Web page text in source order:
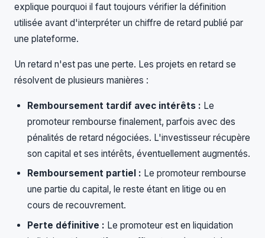
explique pourquoi il faut toujours vérifier la définition
utilisée avant d'interpréter un chiffre de retard publié par
une plateforme.
Un retard n'est pas une perte. Les projets en retard se
résolvent de plusieurs manières :
Remboursement tardif avec intérêts : Le
promoteur rembourse finalement, parfois avec des
pénalités de retard négociées. L'investisseur récupère
son capital et ses intérêts, éventuellement augmentés.
Remboursement partiel : Le promoteur rembourse
une partie du capital, le reste étant en litige ou en
cours de recouvrement.
Perte définitive : Le promoteur est en liquidation